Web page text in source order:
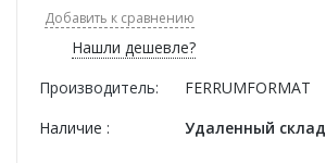
Добавить к сравнению
Нашли дешевле?
Производитель:
FERRUMFORMAT
Наличие :
Удаленный склад